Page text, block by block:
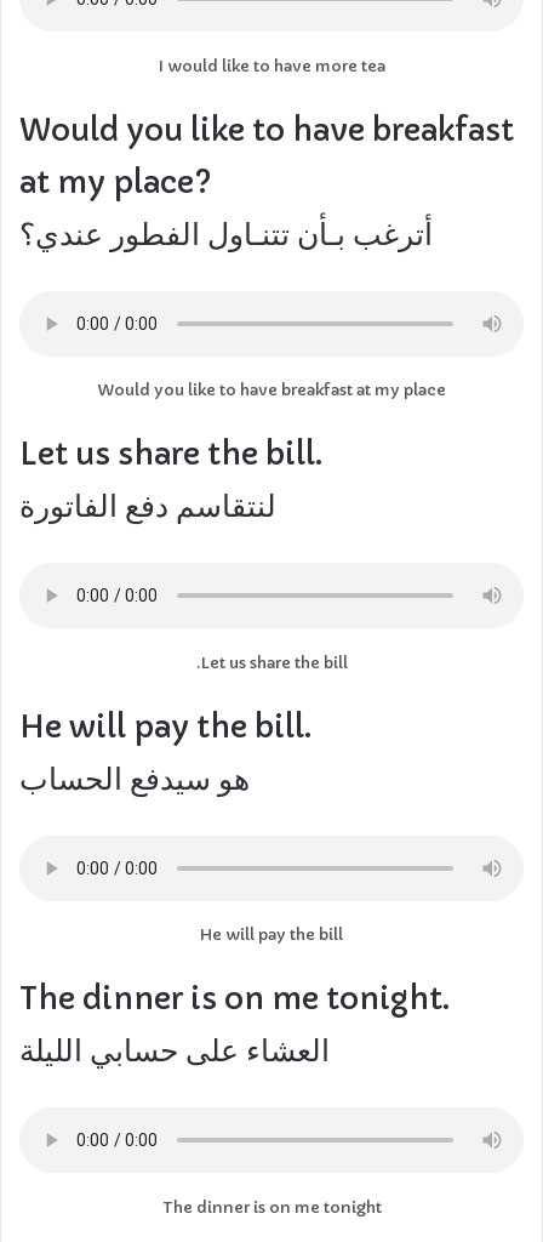
I would like to have more tea
Would you like to have breakfast
at my place?
أترغب بـأن تتنـاول الفطور عندي؟
Would you like to have breakfast at my place
Let us share the bill.
لنتقاسم دفع الفاتورة
Let us share the bill.
He will pay the bill.
هو سيدفع الحساب
He will pay the bill
The dinner is on me tonight.
العشاء على حسابي الليلة
The dinner is on me tonight